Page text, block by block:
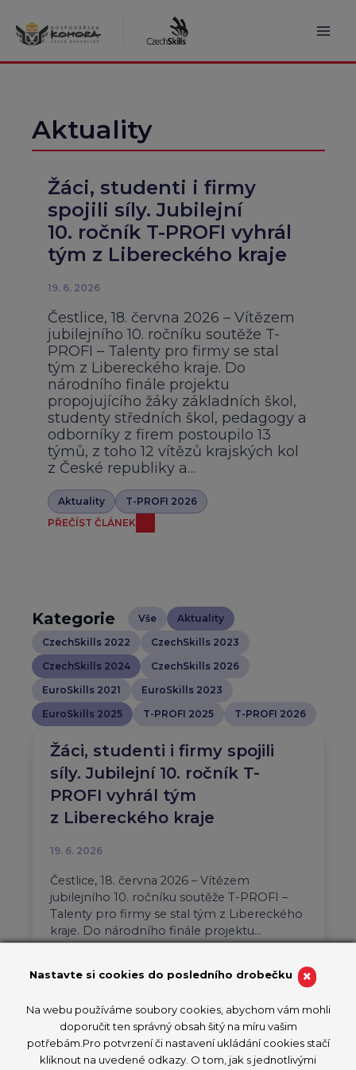
obsah
Aktuality
Žáci, studenti i firmy
spojili síly. Jubilejní
10. ročník T-PROFI vyhrál
tým z Libereckého kraje
19. 6. 2026
Čestlice, 18. června 2026 – Vítězem
jubilejního 10. ročníku soutěže T-
PROFI – Talenty pro firmy se stal
tým z Libereckého kraje. Do
národního finále projektu
propojujícího žáky základních škol,
studenty středních škol, pedagogy a
odborníky z firem postoupilo 13
týmů, z toho 12 vítězů krajských kol
z České republiky a…
Aktuality
T-PROFI 2026
PŘEČÍST ČLÁNEK
Kategorie Vše
Aktuality
CzechSkills 2022
CzechSkills 2023
CzechSkills 2024
CzechSkills 2026
EuroSkills 2021
EuroSkills 2023
EuroSkills 2025
T-PROFI 2025 T-PROFI 2026
Žáci, studenti i firmy spojili
síly. Jubilejní 10. ročník T-
PROFI vyhrál tým
z Libereckého kraje
19. 6. 2026
Čestlice, 18. června 2026 – Vítězem
jubilejního 10. ročníku soutěže T-PROFI –
Talenty pro firmy se stal tým z Libereckého
kraje. Do národního finále projektu…
×
Nastavte si cookies do posledního drobečku
Na webu používáme soubory cookies, abychom vám mohli
doporučit ten správný obsah šitý na míru vašim
potřebám.Pro potvrzení či nastavení ukládání cookies stačí
kliknout na uvedené odkazy. O tom, jak s jednotlivými